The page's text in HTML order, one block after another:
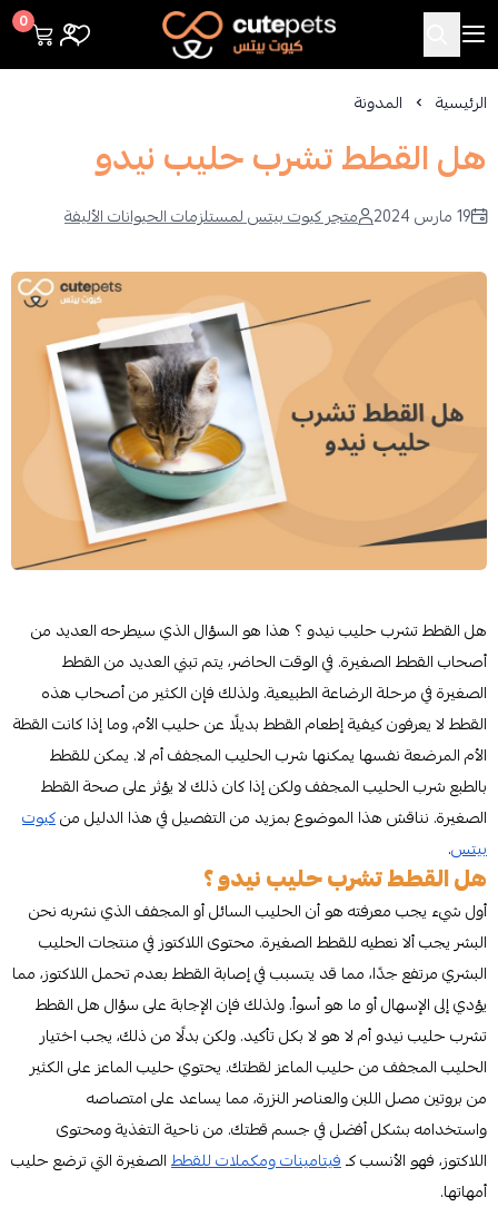
Cutepets
0
الرئيسية المدونة
هل القطط تشرب حليب نيدو
19 مارس 2024 متجر كيوت بيتس لمستلزمات الحيوانات الأليفة
هل القطط تشرب حليب نيدو ؟ هذا هو السؤال الذي سيطرحه العديد من
أصحاب القطط الصغيرة. في الوقت الحاضر، يتم تبني العديد من القطط
الصغيرة في مرحلة الرضاعة الطبيعية. ولذلك فإن الكثير من أصحاب هذه
القطط لا يعرفون كيفية إطعام القطط بديلًا عن حليب الأم، وما إذا كانت القطة
الأم المرضعة نفسها يمكنها شرب الحليب المجفف أم لا. يمكن للقطط
بالطبع شرب الحليب المجفف ولكن إذا كان ذلك لا يؤثر على صحة القطط
الصغيرة. نناقش هذا الموضوع بمزيد من التفصيل في هذا الدليل منكيوت
بيتس.
هل القطط تشرب حليب نيدو ؟
أول شيء يجب معرفته هو أن الحليب السائل أو المجفف الذي نشربه نحن
البشر يجب ألا نعطيه للقطط الصغيرة. محتوى اللاكتوز في منتجات الحليب
البشري مرتفع جدًا، مما قد يتسبب في إصابة القطط بعدم تحمل اللاكتوز، مما
يؤدي إلى الإسهال أو ما هو أسوأ. ولذلك فإن الإجابة على سؤال هل القطط
تشرب حليب نيدو أم لا هو لا بكل تأكيد. ولكن بدلًا من ذلك، يجب اختيار
الحليب المجفف من حليب الماعز لقطتك. يحتوي حليب الماعز على الكثير
من بروتين مصل اللبن والعناصر النزرة، مما يساعد على امتصاصه
واستخدامه بشكل أفضل في جسم قطتك. من ناحية التغذية ومحتوى
اللاكتوز، فهو الأنسب كـفيتامينات ومكملات للقططالصغيرة التي ترضع حليب
أمهاتها.